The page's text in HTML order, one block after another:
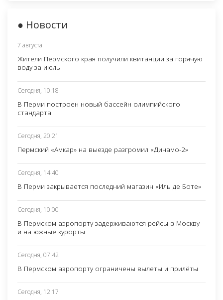
● Новости
7 августа
Жители Пермского края получили квитанции за горячую
воду за июль
Сегодня, 10:18
В Перми построен новый бассейн олимпийского
стандарта
Сегодня, 20:21
Пермский «Амкар» на выезде разгромил «Динамо-2»
Сегодня, 14:40
В Перми закрывается последний магазин «Иль де Боте»
Сегодня, 10:00
В Пермском аэропорту задерживаются рейсы в Москву
и на южные курорты
Сегодня, 07:42
В Пермском аэропорту ограничены вылеты и прилёты
Сегодня, 12:17